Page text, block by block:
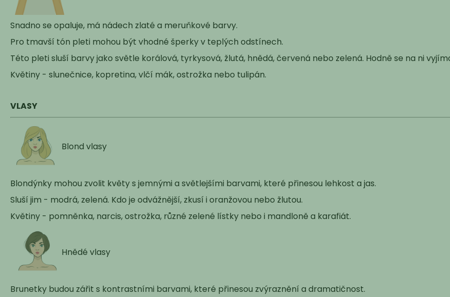
Snadno se opaluje, má nádech zlaté a meruňkové barvy.
Pro tmavší tón pleti mohou být vhodné šperky v teplých odstínech.
Této pleti sluší barvy jako světle korálová, tyrkysová, žlutá, hnědá, červená nebo zelená. Hodně se na ni
Květiny - slunečnice, kopretina, vlčí mák, ostrožka nebo tulipán.
VLASY
Blond vlasy
Blondýnky mohou zvolit květy s jemnými a světlejšími barvami, které přinesou lehkost a jas.
Sluší jim - modrá, zelená. Kdo je odvážnější, zkusí i oranžovou nebo žlutou.
Květiny - pomněnka, narcis, ostrožka, různé zelené lístky nebo i mandloně a karafiát.
Hnědé vlasy
Brunetky budou zářit s kontrastními barvami, které přinesou zvýraznění a dramatičnost.